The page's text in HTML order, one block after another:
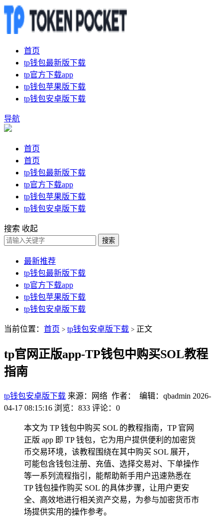
首页
tp钱包最新版下载
tp官方下载app
tp钱包苹果版下载
tp钱包安卓版下载
导航
首页
首页
tp钱包最新版下载
tp官方下载app
tp钱包苹果版下载
tp钱包安卓版下载
搜索 收起
搜索
最新推荐
tp钱包最新版下载
tp官方下载app
tp钱包苹果版下载
tp钱包安卓版下载
当前位置： 首页 > tp钱包安卓版下载 > 正文
tp官网正版app-TP钱包中购买SOL教程
指南
tp钱包安卓版下载 来源：网络 作者： 编辑：qbadmin 2026-
04-17 08:15:16 浏览：833 评论：0
本文为 TP 钱包中购买 SOL 的教程指南，TP 官网
正版 app 即 TP 钱包，它为用户提供便利的加密货
币交易环境，该教程围绕在其中购买 SOL 展开，
可能包含钱包注册、充值、选择交易对、下单操作
等一系列流程指引，能帮助新手用户迅速熟悉在
TP 钱包操作购买 SOL 的具体步骤，让用户更安
全、高效地进行相关资产交易，为参与加密货币市
场提供实用的操作参考。